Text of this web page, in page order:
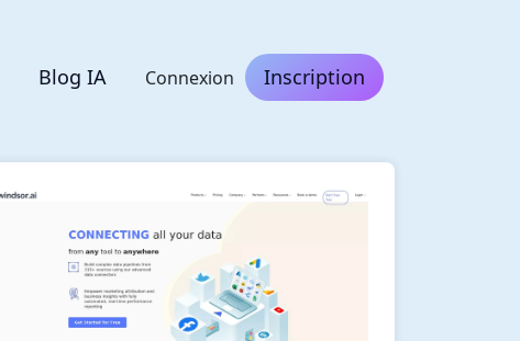
Blog IA Connexion Inscription